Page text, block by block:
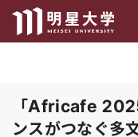
「Africafe
ンスがつなぐ多